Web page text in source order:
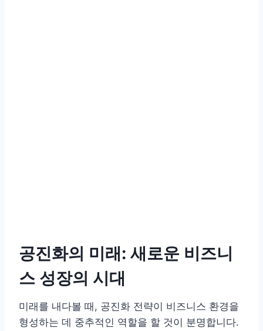
공진화의 미래: 새로운 비즈니
스 성장의 시대
미래를 내다볼 때, 공진화 전략이 비즈니스 환경을
형성하는 데 중추적인 역할을 할 것이 분명합니다.